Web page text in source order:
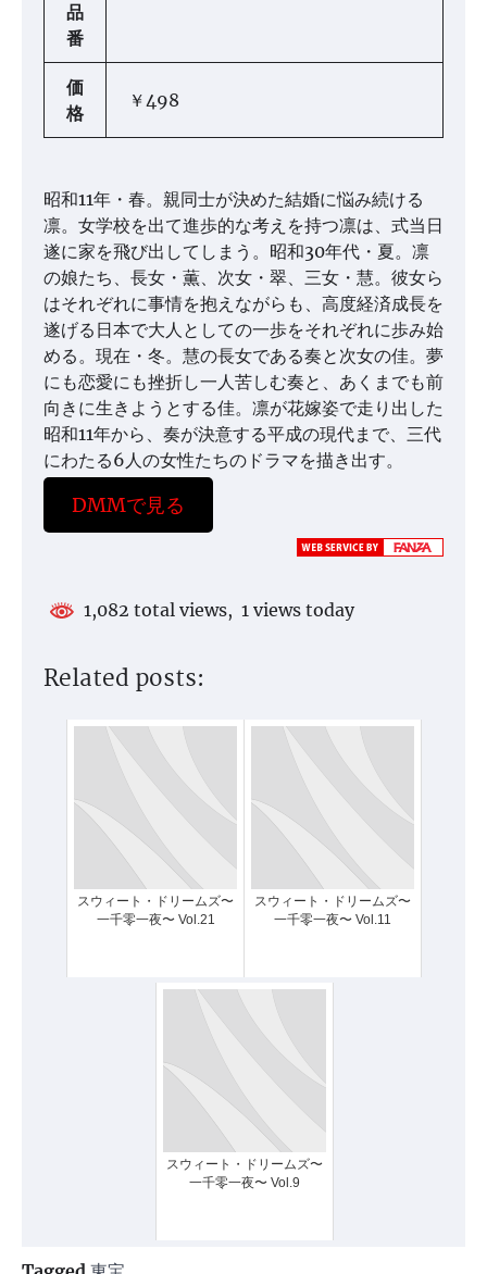
品
番
価
格
￥498
昭和11年・春。親同士が決めた結婚に悩み続ける
凛。女学校を出て進歩的な考えを持つ凛は、式当日
遂に家を飛び出してしまう。昭和30年代・夏。凛
の娘たち、長女・薫、次女・翠、三女・慧。彼女ら
はそれぞれに事情を抱えながらも、高度経済成長を
遂げる日本で大人としての一歩をそれぞれに歩み始
める。現在・冬。慧の長女である奏と次女の佳。夢
にも恋愛にも挫折し一人苦しむ奏と、あくまでも前
向きに生きようとする佳。凛が花嫁姿で走り出した
昭和11年から、奏が決意する平成の現代まで、三代
にわたる6人の女性たちのドラマを描き出す。
DMMで見る
1,082 total views, 1 views today
Related posts:
スウィート・ドリームズ〜
一千零一夜〜 Vol.21
スウィート・ドリームズ〜
一千零一夜〜 Vol.11
スウィート・ドリームズ〜
一千零一夜〜 Vol.9